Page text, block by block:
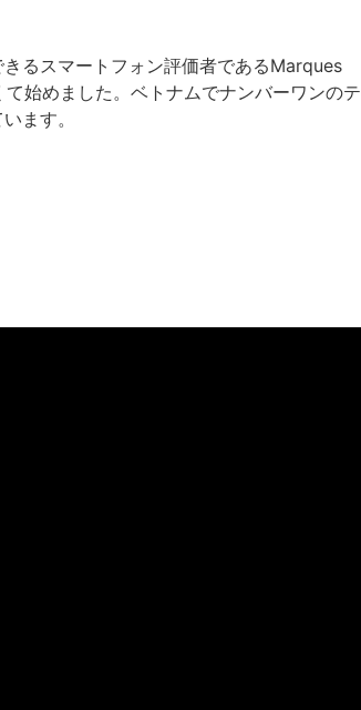
るスマートフォン評価者であるMarques
始めました。ベトナムでナンバーワンのテ
ます。